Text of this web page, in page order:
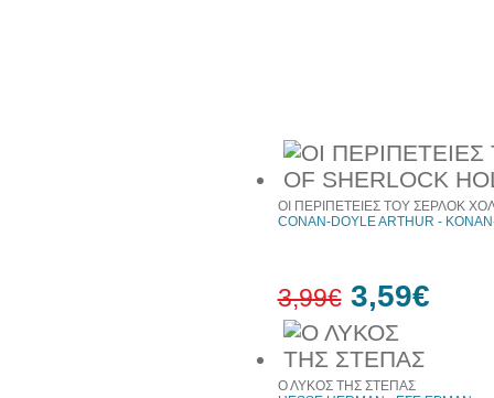
10%
έκπτωση
ΟΙ ΠΕΡΙΠΕΤΕΙΕΣ ΤΟΥ ΣΕΡΛΟΚ
CONAN-DOYLE ARTHUR -
3,99€ 3,59€
Ο ΛΥΚΟΣ ΤΗΣ ΣΤΕΠΑΣ